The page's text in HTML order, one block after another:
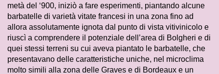
metà del ‘900, iniziò a fare esperimenti, piantando alcune
barbatelle di varietà vitate francesi in una zona fino ad
allora assolutamente ignota dal punto di vista vitivinicolo e
riuscì a comprendere il potenziale dell’area di Bolgheri e di
quei stessi terreni su cui aveva piantato le barbatelle, che
presentavano delle caratteristiche uniche, nel microclima
molto simili alla zona delle Graves e di Bordeaux e un